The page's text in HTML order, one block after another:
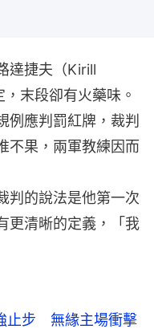
達捷夫（Kirill
末段卻有火藥味。
例應判罰紅牌，裁判
不果，兩軍教練因而
判的說法是他第一次
更清晰的定義，「我
止步 無緣主場衝擊